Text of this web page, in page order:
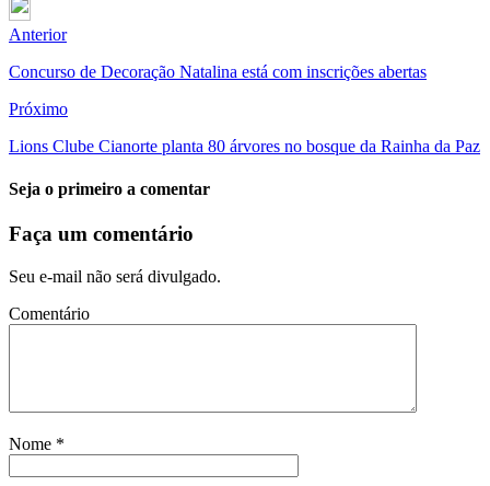
Anterior
Concurso de Decoração Natalina está com inscrições abertas
Próximo
Lions Clube Cianorte planta 80 árvores no bosque da Rainha da Paz
Seja o primeiro a comentar
Faça um comentário
Seu e-mail não será divulgado.
Comentário
Nome *